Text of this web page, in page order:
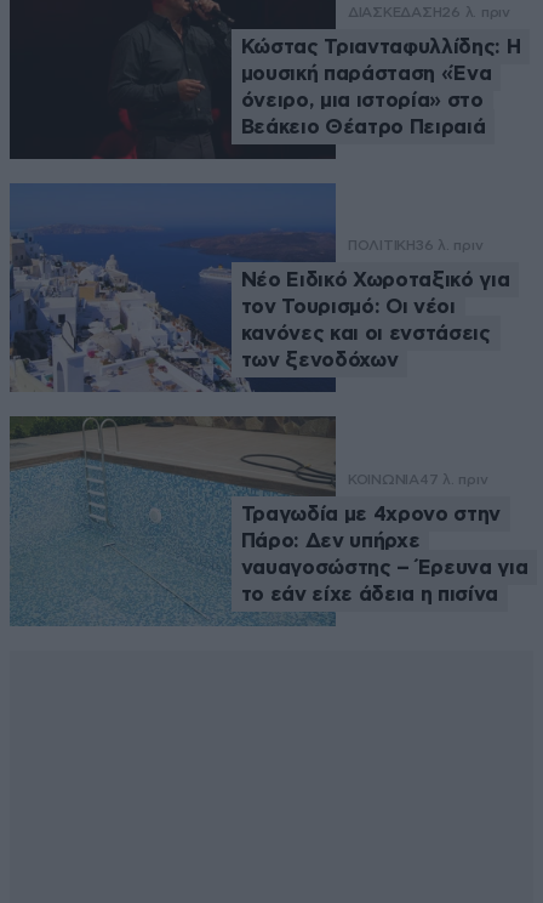
ΔΙΑΣΚΕΔΑΣΗ26 λ. πριν
Κώστας Τριανταφυλλίδης: Η
μουσική παράσταση «Ένα
όνειρο, μια ιστορία» στο
Βεάκειο Θέατρο Πειραιά
ΠΟΛΙΤΙΚΗ36 λ. πριν
Νέο Ειδικό Χωροταξικό για
τον Τουρισμό: Οι νέοι
κανόνες και οι ενστάσεις
των ξενοδόχων
ΚΟΙΝΩΝΙΑ47 λ. πριν
Τραγωδία με 4χρονο στην
Πάρο: Δεν υπήρχε
ναυαγοσώστης – Έρευνα για
το εάν είχε άδεια η πισίνα